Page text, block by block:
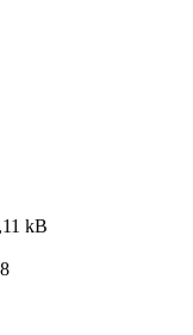
kB